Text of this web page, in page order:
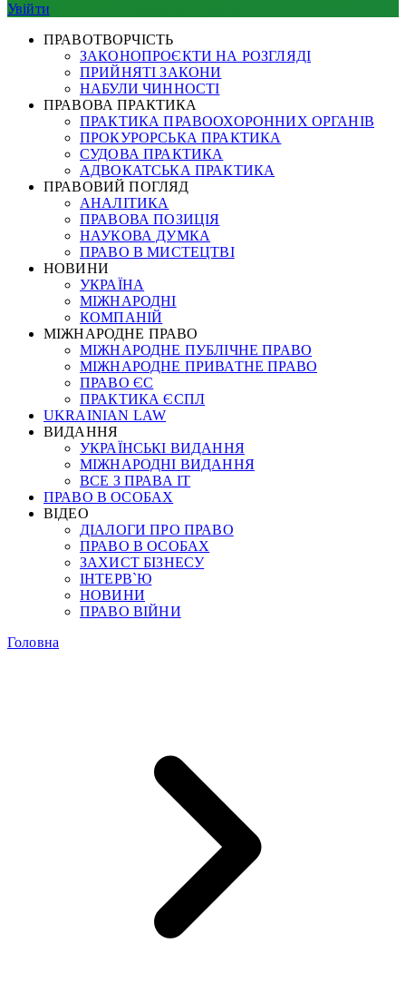
Увійти
ПРАВОТВОРЧІСТЬ
ЗАКОНОПРОЄКТИ НА РОЗГЛЯДІ
ПРИЙНЯТІ ЗАКОНИ
НАБУЛИ ЧИННОСТІ
ПРАВОВА ПРАКТИКА
ПРАКТИКА ПРАВООХОРОННИХ ОРГАНІВ
ПРОКУРОРСЬКА ПРАКТИКА
СУДОВА ПРАКТИКА
АДВОКАТСЬКА ПРАКТИКА
ПРАВОВИЙ ПОГЛЯД
АНАЛІТИКА
ПРАВОВА ПОЗИЦІЯ
НАУКОВА ДУМКА
ПРАВО В МИСТЕЦТВІ
НОВИНИ
УКРАЇНА
МІЖНАРОДНІ
КОМПАНІЙ
МІЖНАРОДНЕ ПРАВО
МІЖНАРОДНЕ ПУБЛІЧНЕ ПРАВО
МІЖНАРОДНЕ ПРИВАТНЕ ПРАВО
ПРАВО ЄС
ПРАКТИКА ЄСПЛ
UKRAINIAN LAW
ВИДАННЯ
УКРАЇНСЬКІ ВИДАННЯ
МІЖНАРОДНІ ВИДАННЯ
ВСЕ З ПРАВА ІТ
ПРАВО В ОСОБАХ
ВІДЕО
ДІАЛОГИ ПРО ПРАВО
ПРАВО В ОСОБАХ
ЗАХИСТ БІЗНЕСУ
ІНТЕРВ`Ю
НОВИНИ
ПРАВО ВІЙНИ
Головна